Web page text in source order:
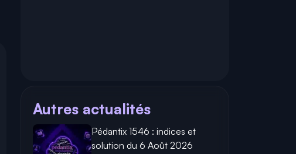
Autres actualités
Pédantix 1546 : indices et
solution du 6 Août 2026